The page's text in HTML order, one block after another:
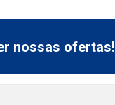
nossas ofertas!